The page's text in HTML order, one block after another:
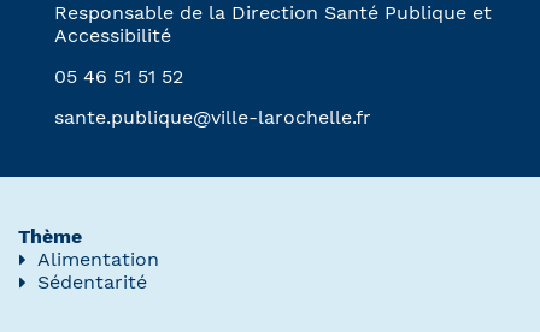
Responsable de la Direction Santé Publique et
Accessibilité
05 46 51 51 52
sante.publique@ville-larochelle.fr
Thème
Alimentation
Sédentarité